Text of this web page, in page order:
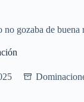
gozaba de buena